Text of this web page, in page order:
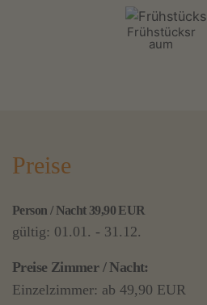
Frühstücksr
aum
Preise
Person / Nacht 39,90 EUR
gültig: 01.01. - 31.12.
Preise Zimmer / Nacht:
Einzelzimmer: ab 49,90 EUR